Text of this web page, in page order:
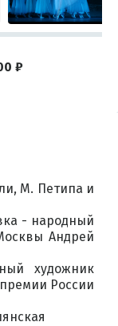
₽
М. Петипа и
- народный
Андрей
художник
России